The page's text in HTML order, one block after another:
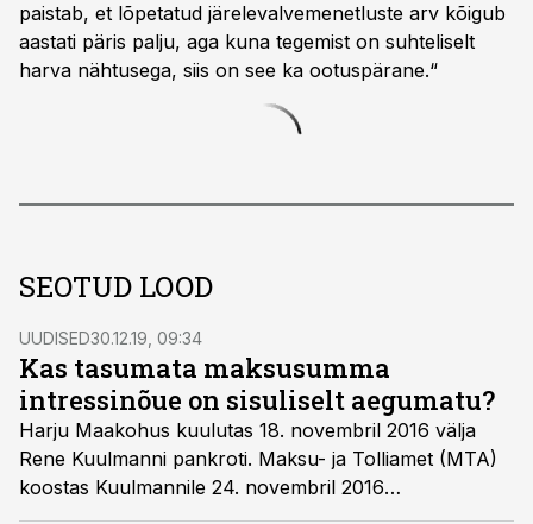
paistab, et lõpetatud järelevalvemenetluste arv kõigub
aastati päris palju, aga kuna tegemist on suhteliselt
harva nähtusega, siis on see ka ootuspärane.“
SEOTUD LOOD
UUDISED30.12.19, 09:34
Kas tasumata maksusumma
intressinõue on sisuliselt aegumatu?
Harju Maakohus kuulutas 18. novembril 2016 välja
Rene Kuulmanni­ pankroti. Maksu- ja Tolliamet (MTA)
koostas Kuulmannile 24. novembril­ 2016
intressinõude, mille kohaselt on Kuulmanni tasumata